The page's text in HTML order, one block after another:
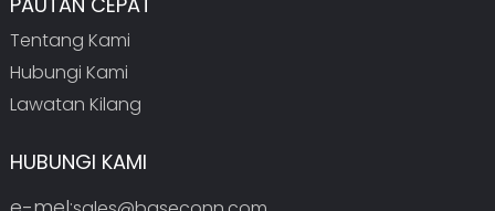
Tentang Kami
Hubungi Kami
Lawatan Kilang
HUBUNGI KAMI